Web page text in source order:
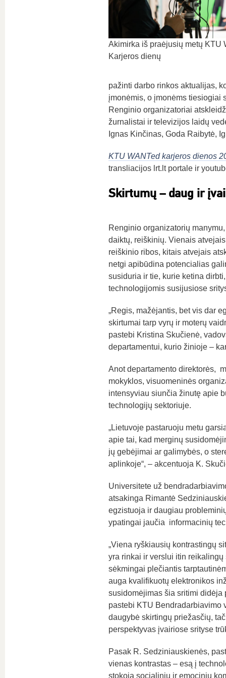
Akimirka iš praėjusių metų KTU
Karjeros dienų
pažinti darbo rinkos aktualijas,
įmonėmis, o įmonėms tiesiogiai
Renginio organizatoriai
žurnalistai ir televizijos laidų
Ignas Kinčinas, Goda Raibytė,
KTU WANTed karjeros dienos
transliacijos lrt.lt portale ir
Skirtumų – daug ir
Renginio organizatorių
daiktų, reiškinių. Vienais
reiškinio ribos, kitais atvejais
netgi apibūdina potencialias
susiduria ir tie, kurie ketina
technologijomis susijusiose
„Regis, mažėjantis, bet vis dar
skirtumai tarp vyrų ir moterų
pastebi Kristina Skučienė,
departamentui, kurio žinioje –
Anot departamento direktorės,
mokyklos, visuomeninės
intensyviau siunčia žinutę apie
technologijų sektoriuje.
„Lietuvoje pastaruoju metu
apie tai, kad merginų
jų gebėjimai ar galimybės, o
aplinkoje“, – akcentuoja K.
Universitete už
atsakinga Rimantė
egzistuoja ir daugiau
ypatingai jaučia informacinių
„Viena ryškiausių kontrastingų
yra rinkai ir verslui itin
sėkmingai plečiantis
auga kvalifikuotų elektronikos
susidomėjimas šia sritimi didėja
pastebi KTU Bendradarbiavimo
daugybė skirtingų priežasčių,
perspektyvas įvairiose srityse
Pasak R. Sedziniauskienės,
vienas kontrastas – esą į
stokoja socialinių ir emocinių